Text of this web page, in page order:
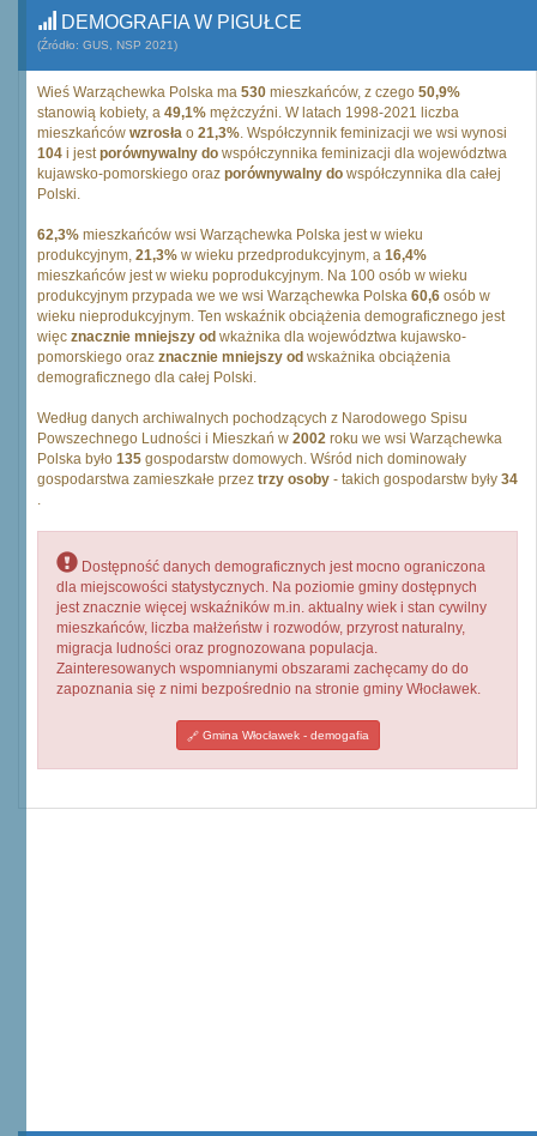
DEMOGRAFIA W PIGUŁCE
(Źródło: GUS, NSP 2021)
Wieś Warząchewka Polska ma 530 mieszkańców, z czego 50,9%
stanowią kobiety, a 49,1% mężczyźni. W latach 1998-2021 liczba
mieszkańców wzrosła o 21,3%. Współczynnik feminizacji we wsi wynosi
104 i jestporównywalny do współczynnika feminizacji dla województwa
kujawsko-pomorskiego oraz porównywalny do współczynnika dla całej
Polski.
62,3% mieszkańców wsi Warząchewka Polska jest w wieku
produkcyjnym, 21,3% w wieku przedprodukcyjnym, a 16,4%
mieszkańców jest w wieku poprodukcyjnym. Na 100 osób w wieku
produkcyjnym przypada we we wsi Warząchewka Polska 60,6 osób w
wieku nieprodukcyjnym. Ten wskaźnik obciążenia demograficznego jest
więc znacznie mniejszy od wkażnika dla województwa kujawsko-
pomorskiego oraz znacznie mniejszy od wskażnika obciążenia
demograficznego dla całej Polski.
Według danych archiwalnych pochodzących z Narodowego Spisu
Powszechnego Ludności i Mieszkań w 2002 roku we wsi Warząchewka
Polska było 135 gospodarstw domowych. Wśród nich dominowały
gospodarstwa zamieszkałe przez trzy osoby - takich gospodarstw były 34
.
Dostępność danych demograficznych jest mocno ograniczona
dla miejscowości statystycznych. Na poziomie gminy dostępnych
jest znacznie więcej wskaźników m.in. aktualny wiek i stan cywilny
mieszkańców, liczba małżeństw i rozwodów, przyrost naturalny,
migracja ludności oraz prognozowana populacja.
Zainteresowanych wspomnianymi obszarami zachęcamy do do
zapoznania się z nimi bezpośrednio na stronie gminy Włocławek.
Gmina Włocławek - demogafia